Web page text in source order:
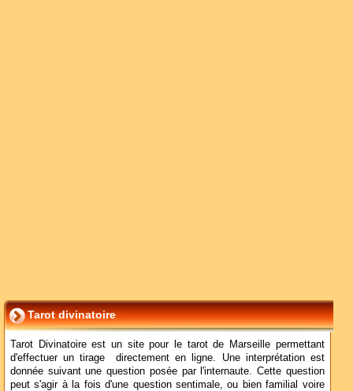
Tarot divinatoire
Tarot Divinatoire est un site pour le tarot de Marseille permettant
d'effectuer un tirage directement en ligne. Une interprétation est
donnée suivant une question posée par l'internaute. Cette question
peut s'agir à la fois d'une question sentimale, ou bien familial voire